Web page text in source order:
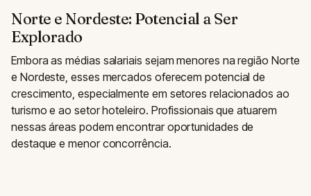
Norte e Nordeste: Potencial a Ser
Explorado
Embora as médias salariais sejam menores na região Norte
e Nordeste, esses mercados oferecem potencial de
crescimento, especialmente em setores relacionados ao
turismo e ao setor hoteleiro. Profissionais que atuarem
nessas áreas podem encontrar oportunidades de
destaque e menor concorrência.